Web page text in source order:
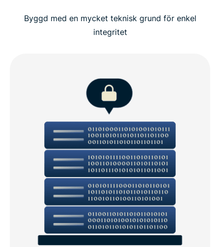
Byggd med en mycket teknisk grund för enkel
integritet